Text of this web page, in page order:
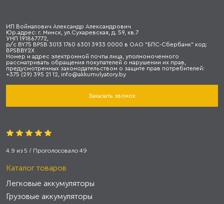
ИП Войналович Александр Александрович
Юр.адрес: г. Минск, ул.Сухаревская, д. 59, кв.7
УНП 191867772,
р/с BY75 BPSB 3013 1760 6301 3933 0000 в ОАО "БПС-Сбербанк" код:
BPSBBY2X
Номер и адрес электронной почты лица, уполномоченного
рассматривать обращения покупателей о нарушении их прав,
предусмотренных законодательством о защите прав потребителей:
+375 (29) 395 21 12, info@akkumulyatory.by
Заказать звонок
4.9 из 5 / Проголосовало 49
Каталог товаров
Легковые аккумуляторы
Грузовые аккумуляторы